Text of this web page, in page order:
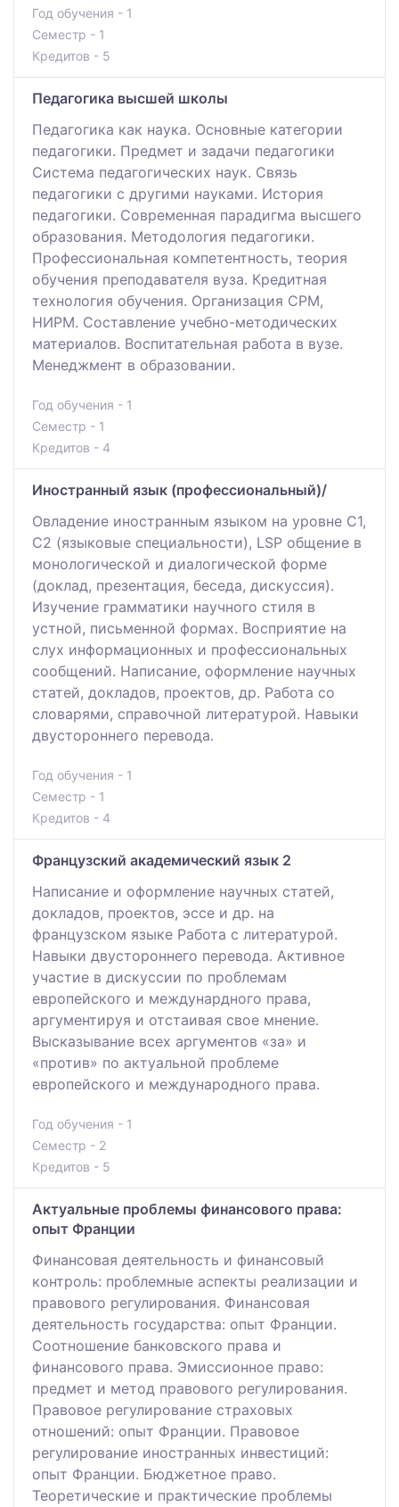
Год обучения - 1
Семестр - 1
Кредитов - 5
Педагогика высшей школы
Педагогика как наука. Основные категории
педагогики. Предмет и задачи педагогики
Система педагогических наук. Связь
педагогики с другими науками. История
педагогики. Современная парадигма высшего
образования. Методология педагогики.
Профессиональная компетентность, теория
обучения преподавателя вуза. Кредитная
технология обучения. Организация СРМ,
НИРМ. Составление учебно-методических
материалов. Воспитательная работа в вузе.
Менеджмент в образовании.
Год обучения - 1
Семестр - 1
Кредитов - 4
Иностранный язык (профессиональный)/
Овладение иностранным языком на уровне С1,
С2 (языковые специальности), LSP общение в
монологической и диалогической форме
(доклад, презентация, беседа, дискуссия).
Изучение грамматики научного стиля в
устной, письменной формах. Восприятие на
слух информационных и профессиональных
сообщений. Написание, оформление научных
статей, докладов, проектов, др. Работа со
словарями, справочной литературой. Навыки
двустороннего перевода.
Год обучения - 1
Семестр - 1
Кредитов - 4
Французский академический язык 2
Написание и оформление научных статей,
докладов, проектов, эссе и др. на
французском языке Работа с литературой.
Навыки двустороннего перевода. Активное
участие в дискуссии по проблемам
европейского и междунардного права,
аргументируя и отстаивая свое мнение.
Высказывание всех аргументов «за» и
«против» по актуальной проблеме
европейского и международного права.
Год обучения - 1
Семестр - 2
Кредитов - 5
Актуальные проблемы финансового права:
опыт Франции
Финансовая деятельность и финансовый
контроль: проблемные аспекты реализации и
правового регулирования. Финансовая
деятельность государства: опыт Франции.
Соотношение банковского права и
финансового права. Эмиссионное право:
предмет и метод правового регулирования.
Правовое регулирование страховых
отношений: опыт Франции. Правовое
регулирование иностранных инвестиций:
опыт Франции. Бюджетное право.
Теоретические и практические проблемы